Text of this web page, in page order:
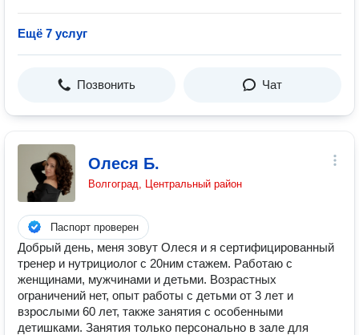
Ещё 7 услуг
Позвонить Чат
Олеся Б.
Волгоград, Центральный район
Паспорт проверен
Добрый день, меня зовут Олеся и я сертифицированный
тренер и нутрициолог с 20ним стажем. Работаю с
женщинами, мужчинами и детьми. Возрастных
ограничений нет, опыт работы с детьми от 3 лет и
взрослыми 60 лет, также занятия с особенными
детишками. Занятия только персонально в зале для